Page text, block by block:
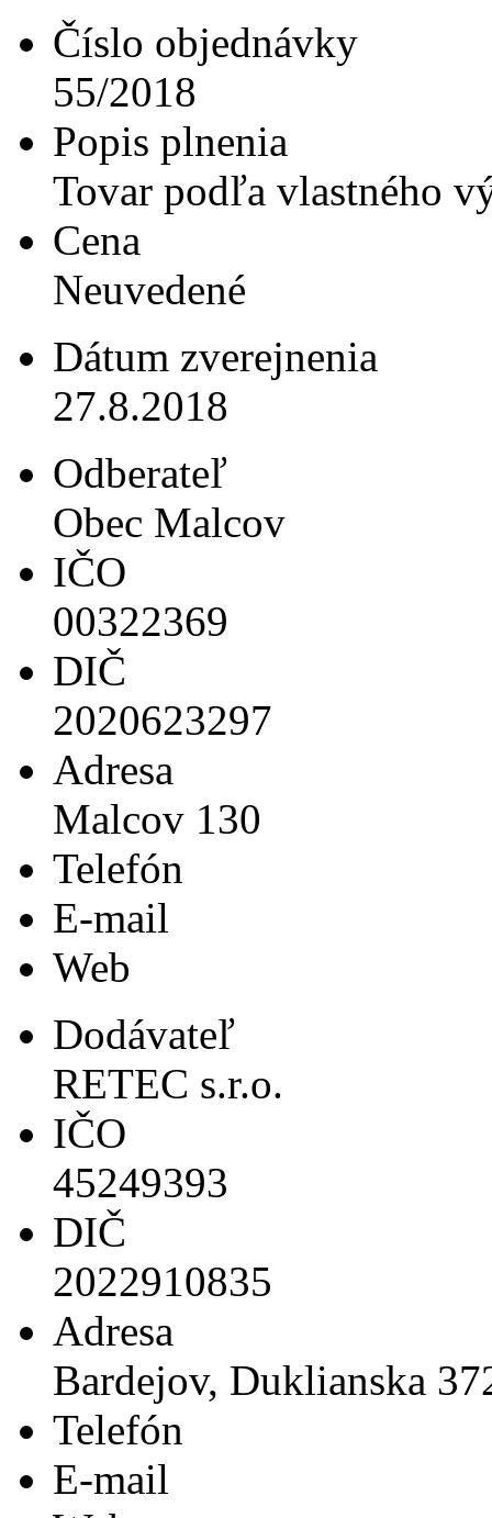
Číslo objednávky
55/2018
Popis plnenia
Tovar podľa vlastného
Cena
Neuvedené
Dátum zverejnenia
27.8.2018
Odberateľ
Obec Malcov
IČO
00322369
DIČ
2020623297
Adresa
Malcov 130
Telefón
E-mail
Web
Dodávateľ
RETEC s.r.o.
IČO
45249393
DIČ
2022910835
Adresa
Bardejov, Duklianska
Telefón
E-mail